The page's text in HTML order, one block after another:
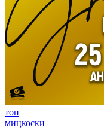
топ
мицкоски